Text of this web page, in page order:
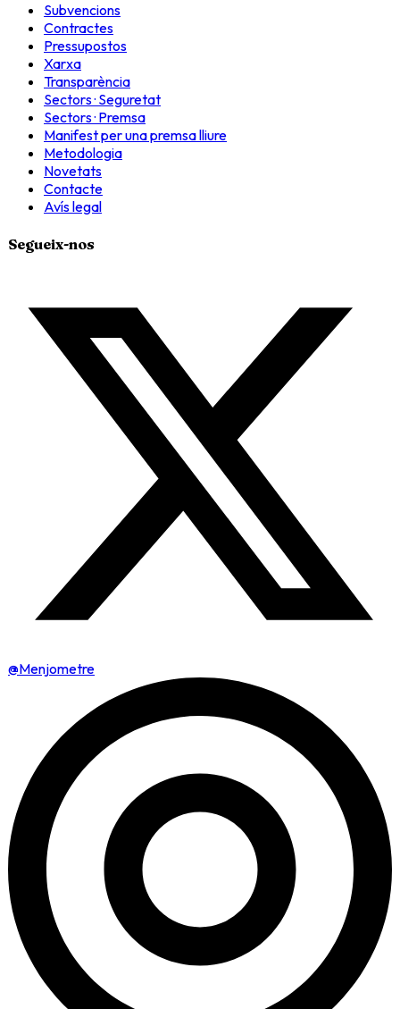
Subvencions
Contractes
Pressupostos
Xarxa
Transparència
Sectors · Seguretat
Sectors · Premsa
Manifest per una premsa lliure
Metodologia
Novetats
Contacte
Avís legal
Segueix-nos
@Menjometre